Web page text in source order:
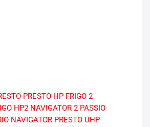
PRESTO HP FRIGO 2
HP2 NAVIGATOR 2 PASSIO
NAVIGATOR PRESTO UHP